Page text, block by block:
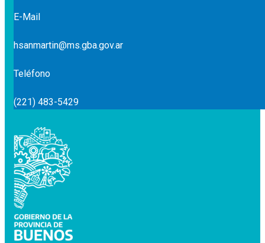
E-Mail
hsanmartin@ms.gba.gov.ar
Teléfono
(221) 483-5429